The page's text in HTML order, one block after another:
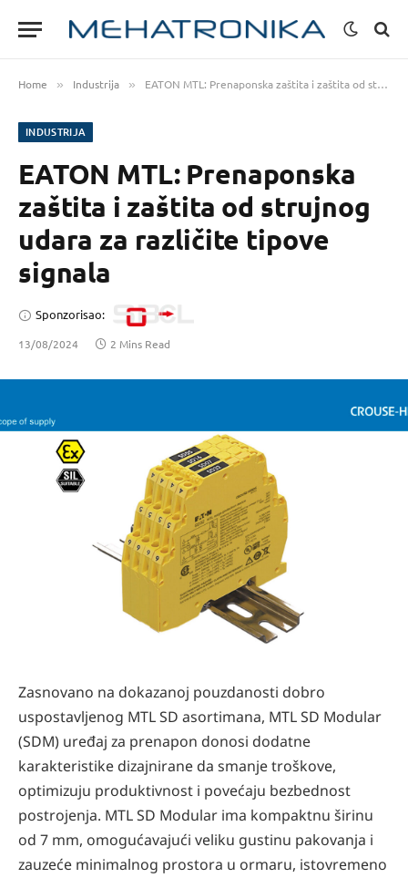
Home » Industrija » EATON MTL: Prenaponska zaštita i zaštita od strujnog udara za različite tipove signala
INDUSTRIJA
EATON MTL: Prenaponska
zaštita i zaštita od strujnog
udara za različite tipove
signala
Sponzorisao:
13/08/2024 2 Mins Read
Zasnovano na dokazanoj pouzdanosti dobro
uspostavljenog MTL SD asortimana, MTL SD Modular
(SDM) uređaj za prenapon donosi dodatne
karakteristike dizajnirane da smanje troškove,
optimizuju produktivnost i povećaju bezbednost
postrojenja. MTL SD Modular ima kompaktnu širinu
od 7 mm, omogućavajući veliku gustinu pakovanja i
zauzeće minimalnog prostora u ormaru, istovremeno